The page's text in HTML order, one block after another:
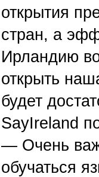
открытия
стран, а
Ирландию
открыть
будет
SayIreland
— Очень
обучаться